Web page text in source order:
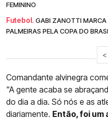
FEMININO
Futebol. GABI ZANOTTI MARCA
PALMEIRAS PELA COPA DO
<
Comandante alvinegra
"A gente acaba se
do dia a dia. Só nós e as
diariamente. Então, foi um